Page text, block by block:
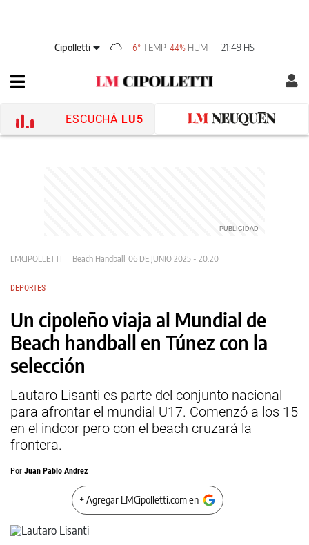
Cipolletti 6° TEMP 44% HUM 21:49 HS
ESCUCHÁ LU5
LMCIPOLLETTI Beach Handball 06 DE JUNIO 2025 - 20:20
DEPORTES
Un cipoleño viaja al Mundial de
Beach handball en Túnez con la
selección
Lautaro Lisanti es parte del conjunto nacional
para afrontar el mundial U17. Comenzó a los 15
en el indoor pero con el beach cruzará la
frontera.
Por Juan Pablo Andrez
+ Agregar LMCipolletti.com en